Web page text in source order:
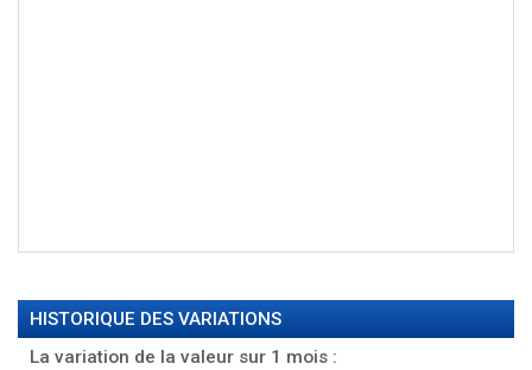
HISTORIQUE DES VARIATIONS
La variation de la valeur sur 1 mois :